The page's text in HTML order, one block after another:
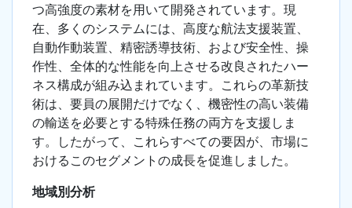
つ高強度の素材を用いて開発されています。現
在、多くのシステムには、高度な航法支援装置、
自動作動装置、精密誘導技術、および安全性、操
作性、全体的な性能を向上させる改良されたハー
ネス構成が組み込まれています。これらの革新技
術は、要員の展開だけでなく、機密性の高い装備
の輸送を必要とする特殊任務の両方を支援しま
す。したがって、これらすべての要因が、市場に
おけるこのセグメントの成長を促進しました。
地域別分析